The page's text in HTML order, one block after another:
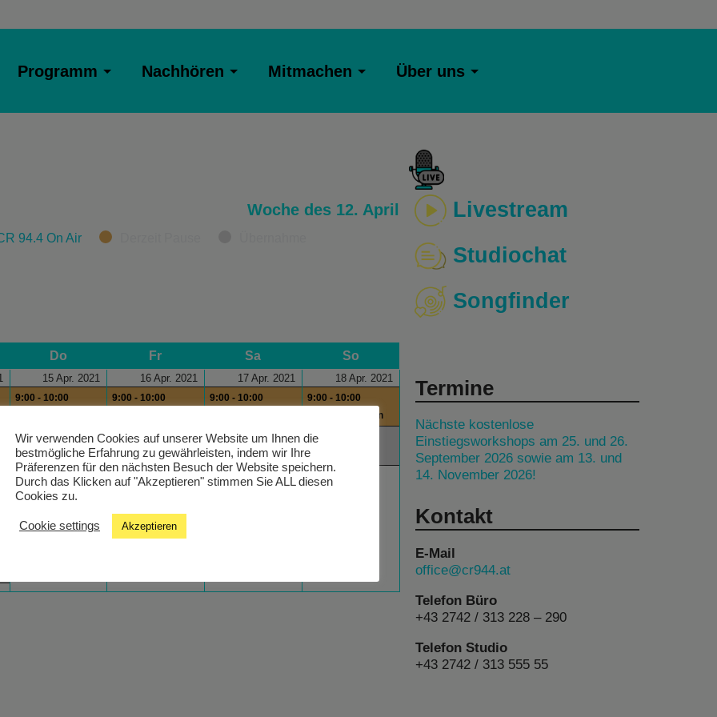
Programm Nachhören Mitmachen Über uns
Woche des 12. April
94.4 On Air
Do Fr Sa So
15 Apr. 2021
9:00 - 10:00
16 Apr. 2021
9:00 - 10:00
17 Apr. 2021
9:00 - 10:00
9:00 - 10:00
Wiener Melange
13:00 - 14:00
18 Apr. 2021
9:00 - 10:00
Health´s Kitchen
12:00 - 13:00
Wake Up
Livestream
Studiochat
Songfinder
Termine
Nächste kostenlose
Einstiegsworkshops am 25. und 26.
September 2026 sowie am 13. und
14. November 2026!
Kontakt
E-Mail
office@cr944.at
Telefon Büro
+43 2742 / 313 228 – 290
Telefon Studio
+43 2742 / 313 555 55
Wir verwenden Cookies auf unserer Website um Ihnen die
bestmögliche Erfahrung zu gewährleisten, indem wir Ihre
Präferenzen für den nächsten Besuch der Website speichern.
Durch das Klicken auf "Akzeptieren" stimmen Sie ALL diesen
Cookies zu.
Cookie settings Akzeptieren